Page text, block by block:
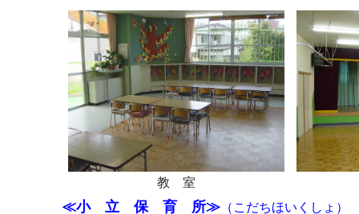
教 室
≪小 立 保 育 所≫ （こだちほいくしょ）